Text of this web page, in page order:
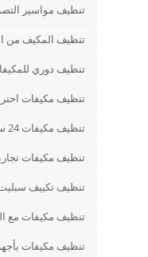
تنظيف مواسير
تنظيف المكيف من
تنظيف دوري
تنظيف مكيفات
تنظيف مكيفات 24 ساعة
تنظيف مكيفات
تنظيف تكييف
تنظيف مكيفات مع
تنظيف مكيفات